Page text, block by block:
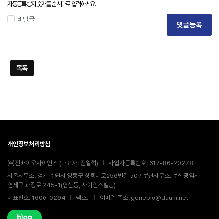
자동등록방지 숫자를 순서대로 입력하세요.
비밀글
댓글등록
목록
개인정보처리방침
㈜진바이오사이언스 (대표자: 진일혁)
사업자등록번호: 617-86-20278
서울사무소: 경기 수원시 영통구 창룡대로256번길 50 / 부산사무소: 부산광역시
연제구 과정로 245-1(연산동, 사이언스빌딩)
대표번호: 1600-0294
팩스: 이메일 주소: genebio@daum.net